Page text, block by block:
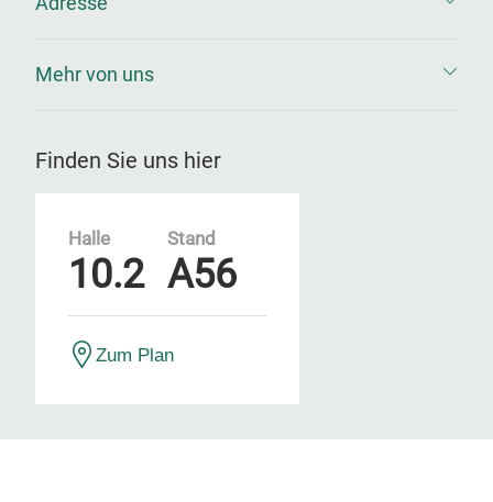
Mehr von uns
Finden Sie uns hier
Halle
10.2
Stand
A56
Zum Plan